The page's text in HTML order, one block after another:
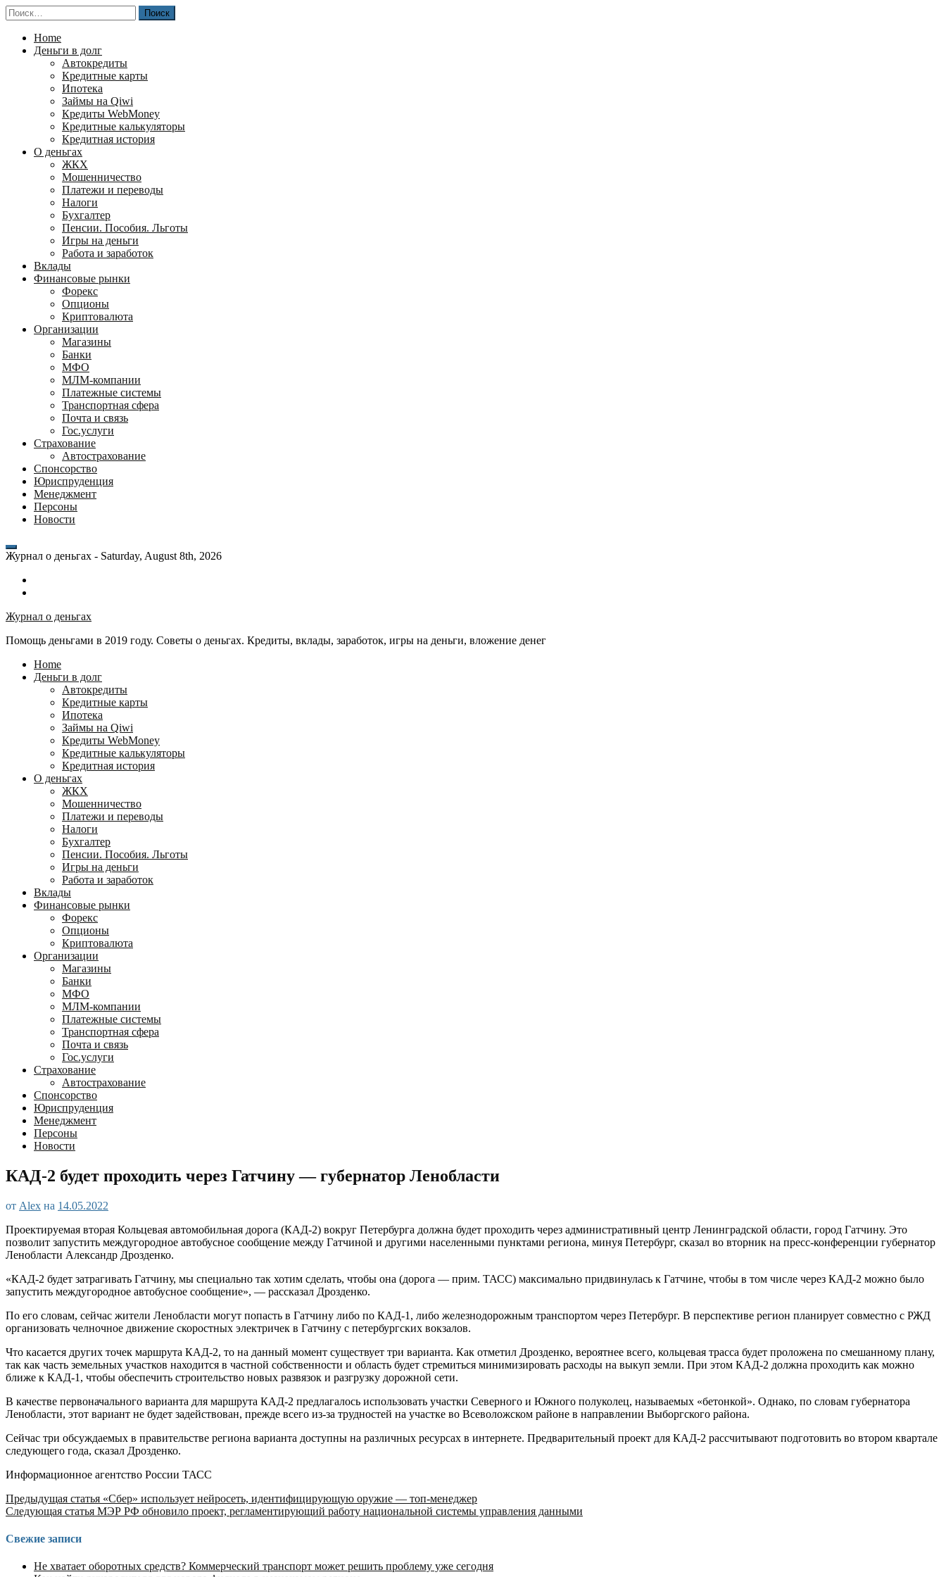
Перейти
к
содержимому
Найти:
Home
Деньги в долг
Автокредиты
Кредитные карты
Ипотека
Займы на Qiwi
Кредиты WebMoney
Кредитные калькуляторы
Кредитная история
О деньгах
ЖКХ
Мошенничество
Платежи и переводы
Налоги
Бухгалтер
Пенсии. Пособия. Льготы
Игры на деньги
Работа и заработок
Вклады
Финансовые рынки
Форекс
Опционы
Криптовалюта
Организации
Магазины
Банки
МФО
МЛМ-компании
Платежные системы
Транспортная сфера
Почта и связь
Гос.услуги
Страхование
Автострахование
Спонсорство
Юриспруденция
Менеджмент
Персоны
Новости
Журнал о деньгах - Saturday, August 8th, 2026
банка
24
физических
лиц
взять
WebMoney?
Журнал о деньгах
Помощь деньгами в 2019 году. Советы о деньгах. Кредиты, вклады, заработок, игры на деньги, вложение денег
Home
Деньги в долг
Автокредиты
Кредитные карты
Ипотека
Займы на Qiwi
Кредиты WebMoney
Кредитные калькуляторы
Кредитная история
О деньгах
ЖКХ
Мошенничество
Платежи и переводы
Налоги
Бухгалтер
Пенсии. Пособия. Льготы
Игры на деньги
Работа и заработок
Вклады
Финансовые рынки
Форекс
Опционы
Криптовалюта
Организации
Магазины
Банки
МФО
МЛМ-компании
Платежные системы
Транспортная сфера
Почта и связь
Гос.услуги
Страхование
Автострахование
Спонсорство
Юриспруденция
Менеджмент
Персоны
Новости
КАД-2 будет проходить через Гатчину — губернатор Ленобласти
от Alex на 14.05.2022
Проектируемая вторая Кольцевая автомобильная дорога (КАД-2) вокруг Петербурга должна будет проходить через административный центр Ленинградской области, город Гатчину. Это
позволит запустить междугородное автобусное сообщение между Гатчиной и другими населенными пунктами региона, минуя Петербург, сказал во вторник на пресс-конференции губернатор
Ленобласти Александр Дрозденко.
«КАД-2 будет затрагивать Гатчину, мы специально так хотим сделать, чтобы она (дорога — прим. ТАСС) максимально придвинулась к Гатчине, чтобы в том числе через КАД-2 можно было
запустить междугородное автобусное сообщение», — рассказал Дрозденко.
По его словам, сейчас жители Ленобласти могут попасть в Гатчину либо по КАД-1, либо железнодорожным транспортом через Петербург. В перспективе регион планирует совместно с РЖД
организовать челночное движение скоростных электричек в Гатчину с петербургских вокзалов.
Что касается других точек маршрута КАД-2, то на данный момент существует три варианта. Как отметил Дрозденко, вероятнее всего, кольцевая трасса будет проложена по смешанному плану,
так как часть земельных участков находится в частной собственности и область будет стремиться минимизировать расходы на выкуп земли. При этом КАД-2 должна проходить как можно
ближе к КАД-1, чтобы обеспечить строительство новых развязок и разгрузку дорожной сети.
В качестве первоначального варианта для маршрута КАД-2 предлагалось использовать участки Северного и Южного полуколец, называемых «бетонкой». Однако, по словам губернатора
Ленобласти, этот вариант не будет задействован, прежде всего из-за трудностей на участке во Всеволожском районе в направлении Выборгского района.
Сейчас три обсуждаемых в правительстве региона варианта доступны на различных ресурсах в интернете. Предварительный проект для КАД-2 рассчитывают подготовить во втором квартале
следующего года, сказал Дрозденко.
Информационное агентство России ТАСС
Продолжить
чтение
Предыдущая статья «Сбер» использует нейросеть, идентифицирующую оружие — топ-менеджер
Следующая статья МЭР РФ обновило проект, регламентирующий работу национальной системы управления данными
Свежие записи
Не хватает оборотных средств? Коммерческий транспорт может решить проблему уже сегодня